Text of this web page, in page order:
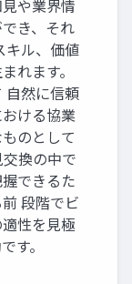
や業界情
き、それ
キル、価値
れます。
自然に信頼
ける協業
のとして
換の中で
できるた
段階でビ
性を見極
す。